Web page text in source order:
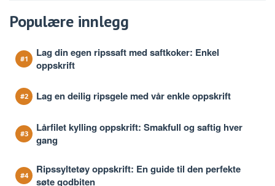
Populære innlegg
Lag din egen ripssaft med saftkoker: Enkel
oppskrift
Lag en deilig ripsgele med vår enkle oppskrift
Lårfilet kylling oppskrift: Smakfull og saftig hver
gang
Ripssyltetøy oppskrift: En guide til den perfekte
søte godbiten